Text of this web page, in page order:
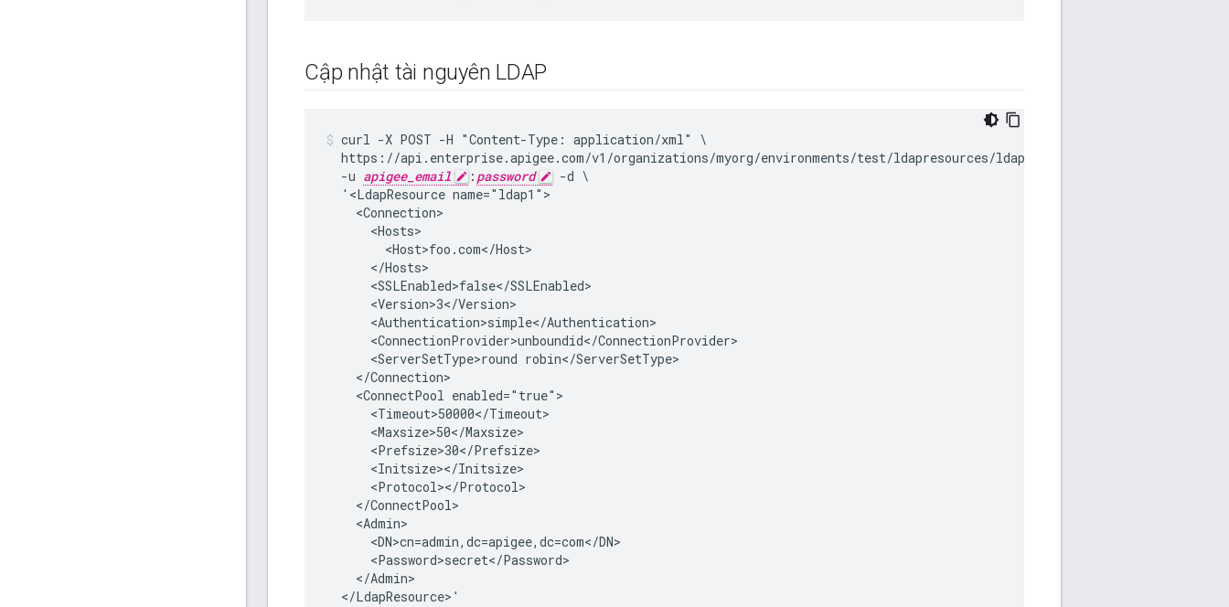
Cập nhật tài nguyên LDAP
curl -X POST -H "Content-Type: application/xml" \
  https://api.enterprise.apigee.com/v1/organizations/myorg/environments/test/ldapresources/ldap1 \
  -u
apigee_email : password
-d \
  '<LdapResource name="ldap1">
    <Connection>
      <Hosts>
        <Host>foo.com</Host>
      </Hosts>
      <SSLEnabled>false</SSLEnabled>
      <Version>3</Version>
      <Authentication>simple</Authentication>
      <ConnectionProvider>unboundid</ConnectionProvider>
      <ServerSetType>round robin</ServerSetType>
    </Connection>
    <ConnectPool enabled="true">
      <Timeout>50000</Timeout>
      <Maxsize>50</Maxsize>
      <Prefsize>30</Prefsize>
      <Initsize></Initsize>
      <Protocol></Protocol>
    </ConnectPool>
    <Admin>
      <DN>cn=admin,dc=apigee,dc=com</DN>
      <Password>secret</Password>
    </Admin>
  </LdapResource>'